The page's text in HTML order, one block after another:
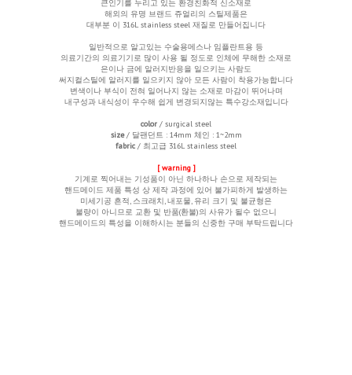
큰인기를 누리고 있는 환경친화적 신소재로
해외의 유명 브랜드 쥬얼리의 스틸제품은
대부분 이 316L stainless steel 재질로 만들어집니다
일반적으로 알고있는 수술용메스나 임플란트용 등
의료기간의 의료기기로 많이 사용 될 정도로 인체에 무해한 소재로
은이나 금에 알러지반응을 일으키는 사람도
써지컬스틸에 알러지를 일으키지 않아 모든 사람이 착용가능합니다
변색이나 부식이 전혀 일어나지 않는 소재로 마감이 뛰어나며
내구성과 내식성이 우수해 쉽게 변경되지않는 특수강소재입니다
color / surgical steel
size/ 달팬던트 : 14mm 체인 : 1~2mm
fabric / 최고급 316L stainless steel
[ warning ]
기계로 찍어내는 기성품이 아닌 하나하나 손으로 제작되는
핸드메이드 제품 특성 상 제작 과정에 있어 불가피하게 발생하는
미세기공 흔적, 스크래치, 내포물, 유리 크기 및 불균형은
불량이 아니므로 교환 및 반품(환불)의 사유가 될수 없으니
핸드메이드의 특성을 이해하시는 분들의 신중한 구매 부탁드립니다